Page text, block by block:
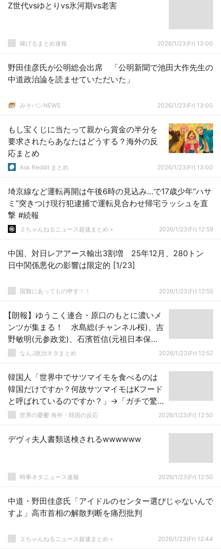
Z世代vsゆとりvs氷河期vs老害
稼げるまとめ速報 2026/1/23(Fr) 13:00
野田佳彦氏が公明総会出席 「公明新聞で池田大作先生の
中道政治論を読ませていただいた」
みそパンNEWS 2026/1/23(Fr) 13:00
もし宝くじに当たって親から賞金の半分を
要求されたらあなたはどうする？海外の反
応まとめ
Ask Reddit まとめ 2026/1/23(Fr) 13:00
埼京線など運転再開は午後6時の見込み…で17歳少年“ハサ
ミ”突きつけ現行犯逮捕で運転見合わせ帰宅ラッシュを直
撃 #続報
２ちゃんねるニュース超速まとめ＋ 2026/1/23(Fr) 12:59
中国、対日レアアース輸出3割増 25年12月、280トン
日中関係悪化の影響は限定的 [1/23]
国難にあってもの申す！！ 2026/1/23(Fr) 12:55
【朗報】ゆうこく連合・原口のもとに濃いメ
ンツが集まる！ 水島総(チャンネル桜)、吉
野敏明(元参政党)、石濱哲信(元祖日本保守
党)らなんJ政治ネタまとめ 2026/1/23(Fr) 12:52
韓国人「世界中でサツマイモを食べるのは
韓国だけですか？何故サツマイモはKフード
と呼ばれているのですか？」→「ガチで驚
愕した…（ﾌﾞﾙﾌﾞﾙ」
世界の憂鬱 海外・韓国の反応 2026/1/23(Fr) 12:50
デヴィ夫人書類送検されるwwwwww
時事ネタニュース速報 2026/1/23(Fr) 12:50
中道・野田佳彦氏「アイドルのセンター選びじゃないんで
すよ」高市首相の解散判断を痛烈批判
２ちゃんねるニュース超速まとめ＋ 2026/1/23(Fr) 12:44